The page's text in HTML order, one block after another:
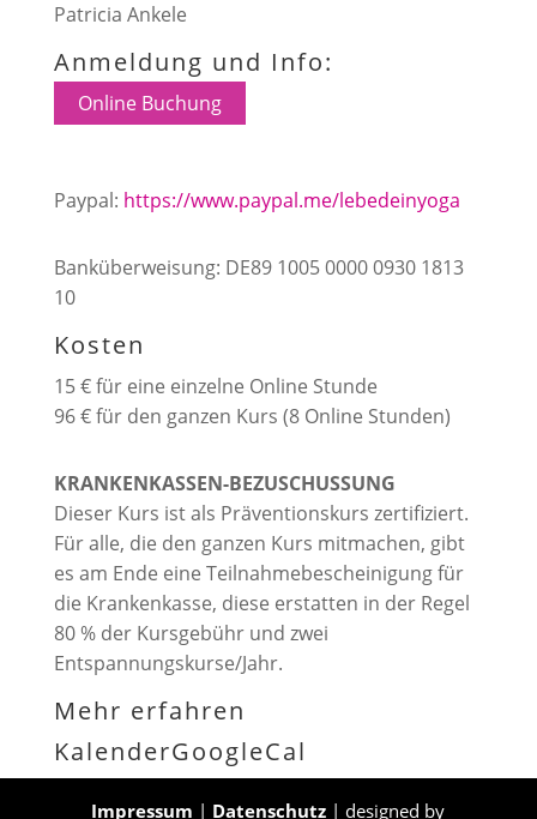
Patricia Ankele
Anmeldung und Info:
Online Buchung
Paypal: https://www.paypal.me/lebedeinyoga
Banküberweisung: DE89 1005 0000 0930 1813
10
Kosten
15 € für eine einzelne Online Stunde
96 € für den ganzen Kurs (8 Online Stunden)
KRANKENKASSEN-BEZUSCHUSSUNG
Dieser Kurs ist als Präventionskurs zertifiziert.
Für alle, die den ganzen Kurs mitmachen, gibt
es am Ende eine Teilnahmebescheinigung für
die Krankenkasse, diese erstatten in der Regel
80 % der Kursgebühr und zwei
Entspannungskurse/Jahr.
Mehr erfahren
KalenderGoogleCal
Impressum | Datenschutz | designed by